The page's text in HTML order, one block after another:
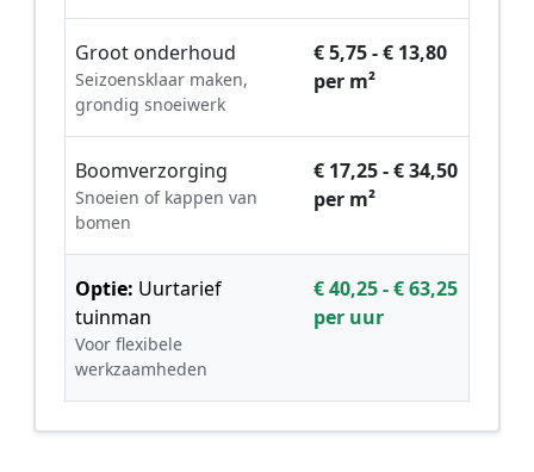
Groot onderhoud
Seizoensklaar maken,
grondig snoeiwerk
€ 5,75 - € 13,80
per m²
Boomverzorging
Snoeien of kappen van
bomen
€ 17,25 - € 34,50
per m²
Optie: Uurtarief
tuinman
Voor flexibele
werkzaamheden
€ 40,25 - € 63,25
per uur